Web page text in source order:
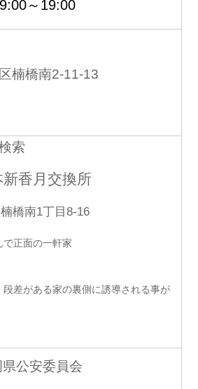
9:00～19:00
楠橋南2-11-13
索
香月交換所
橋南1丁目8-16
正面の一軒家
差がある家の裏側に誘導される事が
公安委員会